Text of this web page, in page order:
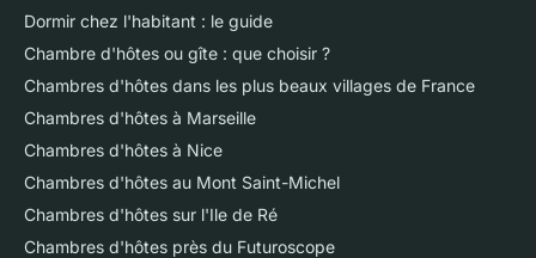
Dormir chez l'habitant : le guide
Chambre d'hôtes ou gîte : que choisir ?
Chambres d'hôtes dans les plus beaux villages de France
Chambres d'hôtes à Marseille
Chambres d'hôtes à Nice
Chambres d'hôtes au Mont Saint-Michel
Chambres d'hôtes sur l'Ile de Ré
Chambres d'hôtes près du Futuroscope